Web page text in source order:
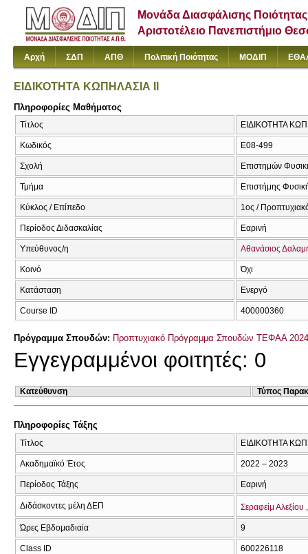
Μονάδα Διασφάλισης Ποιότητας
Αριστοτέλειο Πανεπιστήμιο
Αρχή ΣΔΠ ΑΠΘ Πολιτική Ποιότητας ΜΟΔΙΠ
ΕΙΔΙΚΟΤΗΤΑ ΚΩΠΗΛΑΣΙΑ ΙΙ
Πληροφορίες Μαθήματος
Τίτλος ΕΙΔΙΚΟΤΗΤΑ
Κωδικός E08-499
Σχολή Επιστημών
Τμήμα Επιστήμης
Κύκλος / Επίπεδο 1ος /
Περίοδος Διδασκαλίας Εαρινή
Υπεύθυνος/η Αθανάσιος
Κοινό Όχι
Κατάσταση Ενεργό
Course ID 400000360
Πρόγραμμα Σπουδών: Προπτυχιακό Πρόγραμμα Σπουδών ΤΕΦΑΑ
Εγγεγραμμένοι φοιτητές: 0
Κατεύθυνση Τύπος
Πληροφορίες Τάξης
Τίτλος ΕΙΔΙΚΟΤΗΤΑ
Ακαδημαϊκό Έτος 2022 – 2023
Περίοδος Τάξης Εαρινή
Διδάσκοντες μέλη ΔΕΠ Σεραφείμ Αλεξίου
Ώρες Εβδομαδιαία 9
Class ID 600226118